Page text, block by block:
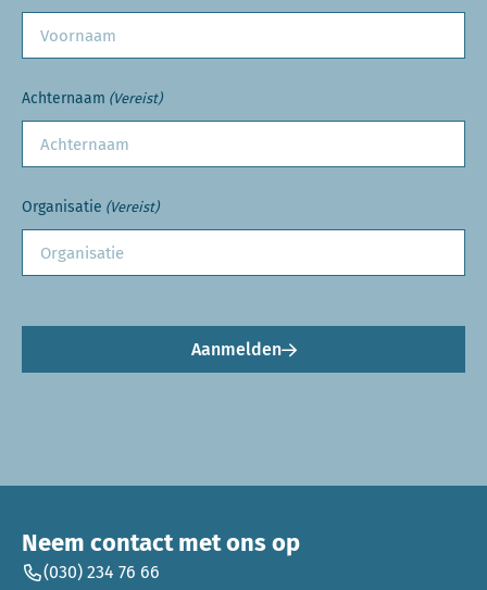
Achternaam (Vereist)
Organisatie (Vereist)
Aanmelden
Neem contact met ons op
(030) 234 76 66